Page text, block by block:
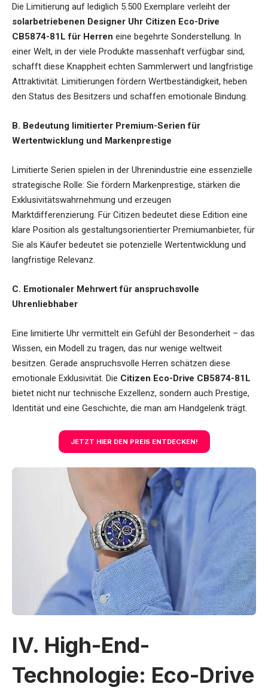
Die Limitierung auf lediglich 5.500 Exemplare verleiht der
solarbetriebenen Designer Uhr Citizen Eco-Drive
CB5874-81L für Herren eine begehrte Sonderstellung. In
einer Welt, in der viele Produkte massenhaft verfügbar sind,
schafft diese Knappheit echten Sammlerwert und langfristige
Attraktivität. Limitierungen fördern Wertbeständigkeit, heben
den Status des Besitzers und schaffen emotionale Bindung.
B. Bedeutung limitierter Premium-Serien für
Wertentwicklung und Markenprestige
Limitierte Serien spielen in der Uhrenindustrie eine essenzielle
strategische Rolle: Sie fördern Markenprestige, stärken die
Exklusivitätswahrnehmung und erzeugen
Marktdifferenzierung. Für Citizen bedeutet diese Edition eine
klare Position als gestaltungsorientierter Premiumanbieter, für
Sie als Käufer bedeutet sie potenzielle Wertentwicklung und
langfristige Relevanz.
C. Emotionaler Mehrwert für anspruchsvolle
Uhrenliebhaber
Eine limitierte Uhr vermittelt ein Gefühl der Besonderheit – das
Wissen, ein Modell zu tragen, das nur wenige weltweit
besitzen. Gerade anspruchsvolle Herren schätzen diese
emotionale Exklusivität. Die Citizen Eco-Drive CB5874-81L
bietet nicht nur technische Exzellenz, sondern auch Prestige,
Identität und eine Geschichte, die man am Handgelenk trägt.
JETZT HIER DEN PREIS ENTDECKEN!
IV. High-End-
Technologie: Eco-Drive